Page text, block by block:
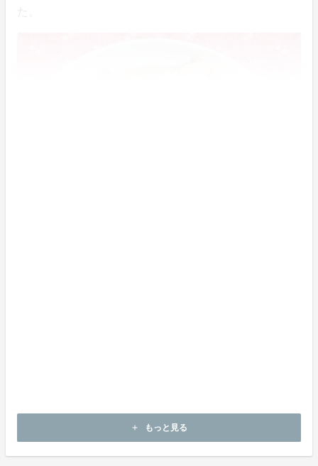
辺大根を食べることができます。
add もっと見る